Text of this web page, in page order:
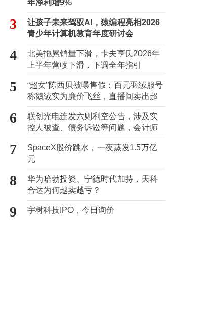
年净利增9%
3
让孩子未来驾驭AI，猿编程亮相2026
青少年计算机教育年度研讨会
4
北美拖累销量下滑，卡夫亨氏2026年
上半年营收下滑，下调全年指引
5
“超女”陈西贝被曝售假：百元羽绒服号
称鹅绒实为廉价飞丝，直播间卖出超
百万元
6
联创光电连发六则利空公告，涉及实
控人被查、债务诉讼等问题，会计师
事务所曾出具“保留意见”
7
SpaceX股价跳水，一夜蒸发1.5万亿
元
8
华为哈勃投资、宁德时代加持，天科
合达为何越卖越亏？
9 宇树科技IPO，今日询价